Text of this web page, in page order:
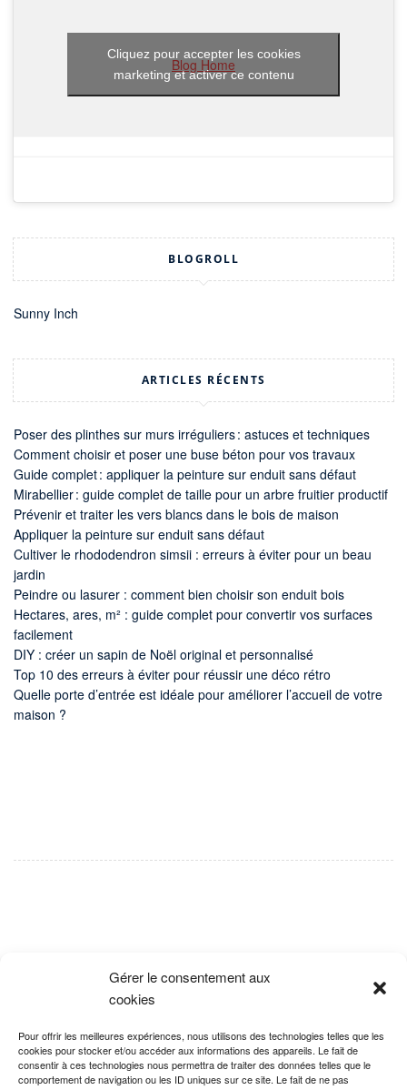
Gérer le consentement aux
cookies
Pour offrir les meilleures expériences, nous utilisons des technologies telles que les
cookies pour stocker et/ou accéder aux informations des appareils. Le fait de
consentir à ces technologies nous permettra de traiter des données telles que le
comportement de navigation ou les ID uniques sur ce site. Le fait de ne pas
Blog Home
Cliquez pour accepter les cookies
marketing et activer ce contenu
BLOGROLL
Sunny Inch
ARTICLES RÉCENTS
Poser des plinthes sur murs irréguliers : astuces et techniques
Comment choisir et poser une buse béton pour vos travaux
Guide complet : appliquer la peinture sur enduit sans défaut
Mirabellier : guide complet de taille pour un arbre fruitier productif
Prévenir et traiter les vers blancs dans le bois de maison
Appliquer la peinture sur enduit sans défaut
Cultiver le rhododendron simsii : erreurs à éviter pour un beau
jardin
Peindre ou lasurer : comment bien choisir son enduit bois
Hectares, ares, m² : guide complet pour convertir vos surfaces
facilement
DIY : créer un sapin de Noël original et personnalisé
Top 10 des erreurs à éviter pour réussir une déco rétro
Quelle porte d’entrée est idéale pour améliorer l’accueil de votre
maison ?